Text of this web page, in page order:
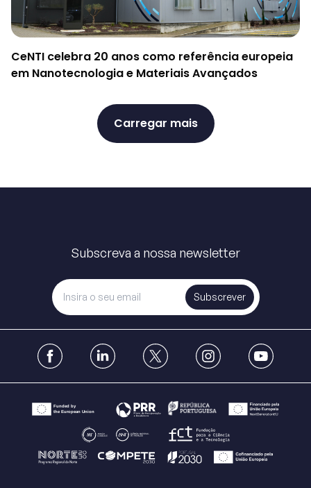
CeNTI celebra 20 anos como referência europeia
em Nanotecnologia e Materiais Avançados
Carregar mais
Subscreva a nossa newsletter
Subscrever